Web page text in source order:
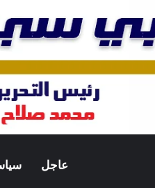
عاجل